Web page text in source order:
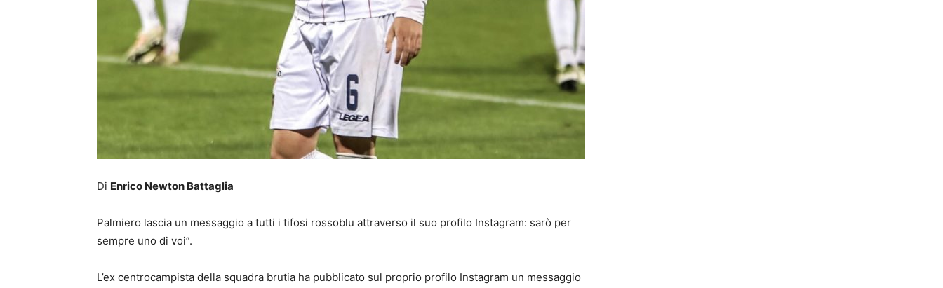
Di Enrico Newton Battaglia
Palmiero lascia un messaggio a tutti i tifosi rossoblu attraverso il suo profilo Instagram: sarò per
sempre uno di voi”.
L’ex centrocampista della squadra brutia ha pubblicato sul proprio profilo Instagram un messaggio